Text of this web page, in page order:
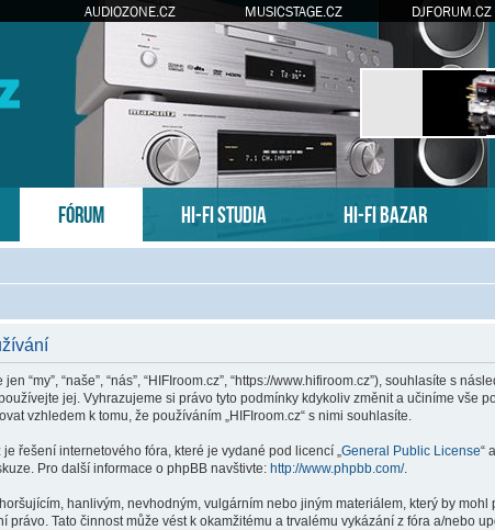
AUDIOZONE.CZ MUSICSTAGE.CZ DJFORUM.CZ
FÓRUM HI-FI STUDIA HI-FI BAZAR
“my”, “naše”, “nás”, “HIFIroom.cz”, “https://www.hifiroom.cz”), souhlasíte s
jej. Vyhrazujeme si právo tyto podmínky kdykoliv změnit a učiníme vše
vzhledem k tomu, že používáním „HIFIroom.cz“ s nimi souhlasíte.
řešení internetového fóra, které je vydané pod licencí „General Public License“
Pro další informace o phpBB navštivte: http://www.phpbb.com/.
hanlivým, nevhodným, vulgárním nebo jiným materiálem, který by
právo. Tato činnost může vést k okamžitému a trvalému vykázání z fóra a/nebo